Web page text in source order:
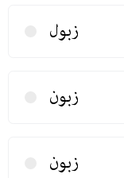
زبول
زبون
زبون